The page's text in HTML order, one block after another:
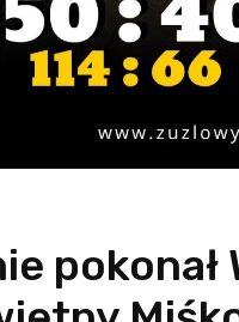
pokonał